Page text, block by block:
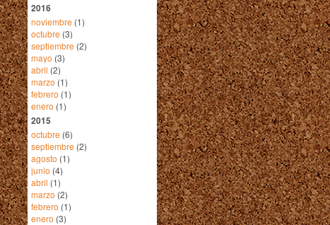
2016
noviembre (1)
octubre (3)
septiembre (2)
mayo (3)
abril (2)
marzo (1)
febrero (1)
enero (1)
2015
octubre (6)
septiembre (2)
agosto (1)
junio (4)
abril (1)
marzo (2)
febrero (1)
enero (3)